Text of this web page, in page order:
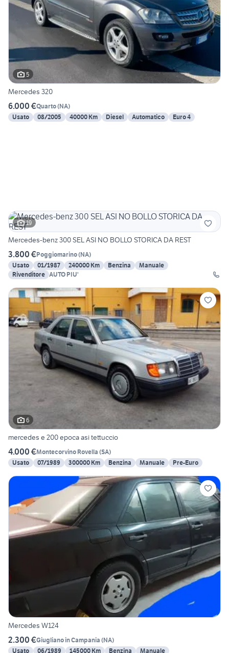
5
Mercedes 320
6.000 €Quarto(NA)
Usato
08/2005 40000 Km Diesel Automatico Euro 4
19
Mercedes-benz 300 SEL ASI NO BOLLO STORICA DA REST
3.800 €Poggiomarino(NA)
Usato
01/1987 240000 Km Benzina
Manuale
Rivenditore AUTO PIU'
6
mercedes e 200 epoca asi tettuccio
4.000 €Montecorvino Rovella (SA)
Usato
07/1989 300000 Km Benzina Manuale Pre-Euro
Mercedes W124
2.300 €Giugliano in Campania (NA)
Usato
06/1989 145000 Km Benzina Manuale